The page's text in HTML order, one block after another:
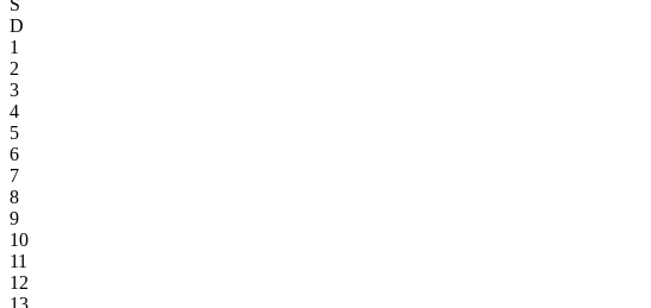
S
D
1
2
3
4
5
6
7
8
9
10
11
12